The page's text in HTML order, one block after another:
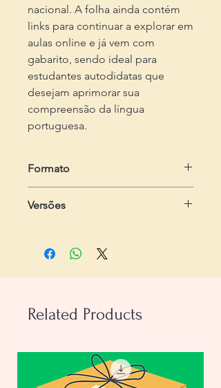
nacional. A folha ainda contém
links para continuar a explorar em
aulas online e já vem com
gabarito, sendo ideal para
estudantes autodidatas que
desejam aprimorar sua
compreensão da língua
portuguesa.
Formato
Dois arquivos em .pdf
Versões
incluindo gabarito
- Do estudante: com 2 páginas, com
Related Products